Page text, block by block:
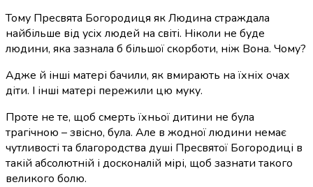
Тому Пресвята Богородиця як Людина страждала
найбільше від усіх людей на світі. Ніколи не буде
людини, яка зазнала б більшої скорботи, ніж Вона. Чому?
Адже й інші матері бачили, як вмирають на їхніх очах
діти. І інші матері пережили цю муку.
Проте не те, щоб смерть їхньої дитини не була
трагічною – звісно, ​​була. Але в жодної людини немає
чутливості та благородства душі Пресвятої Богородиці в
такій абсолютній і досконалій мірі, щоб зазнати такого
великого болю.